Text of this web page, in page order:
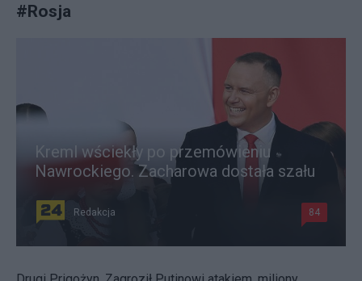
#Rosja
Kreml wściekły po przemówieniu
Nawrockiego. Zacharowa dostała szału
Redakcja 84